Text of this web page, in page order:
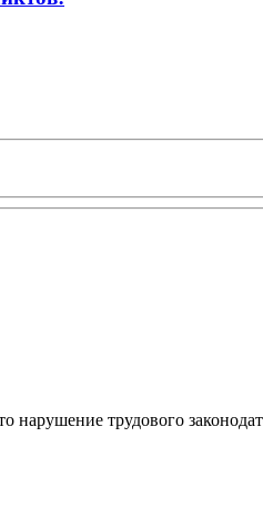
нарушение трудового